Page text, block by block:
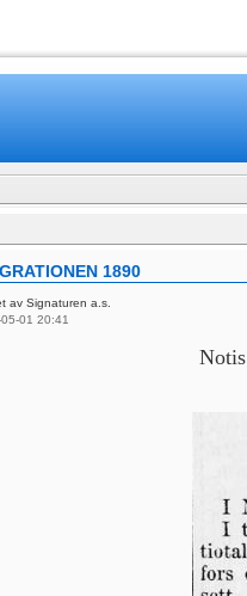
1890
av Signaturen a.s.
01 20:41